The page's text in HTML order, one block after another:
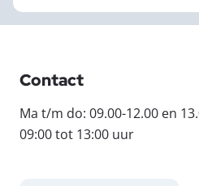
Contact
Ma t/m do: 09.00-12.00 en
09:00 tot 13:00 uur